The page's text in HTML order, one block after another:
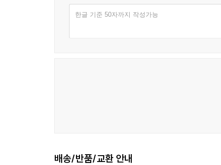
한글 기준 50자까지 작성가능
배송/반품/교환 안내